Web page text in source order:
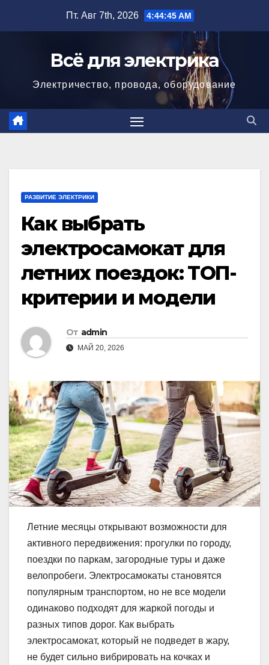
Пт. Авг 7th, 2026 4:44:47 AM
Всё для электрика
Электричество, провода, оборудование
РАЗВИТИЕ ЭЛЕКТРИКИ
Как выбрать
электросамокат для
летних поездок: ТОП-
критерии и модели
От admin
МАЙ 20, 2026
Летние месяцы открывают возможности для
активного передвижения: прогулки по городу,
поездки по паркам, загородные туры и даже
велопробеги. Электросамокаты становятся
популярным транспортом, но не все модели
одинаково подходят для жаркой погоды и
разных типов дорог. Как выбрать
электросамокат, который не подведет в жару,
не будет сильно вибрировать на кочках и